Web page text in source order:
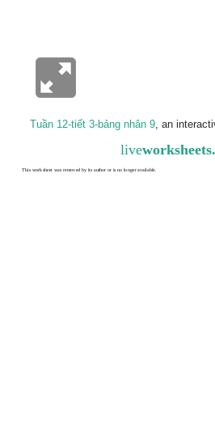
Tuần 12-tiết 3-bảng nhân 9, an
live